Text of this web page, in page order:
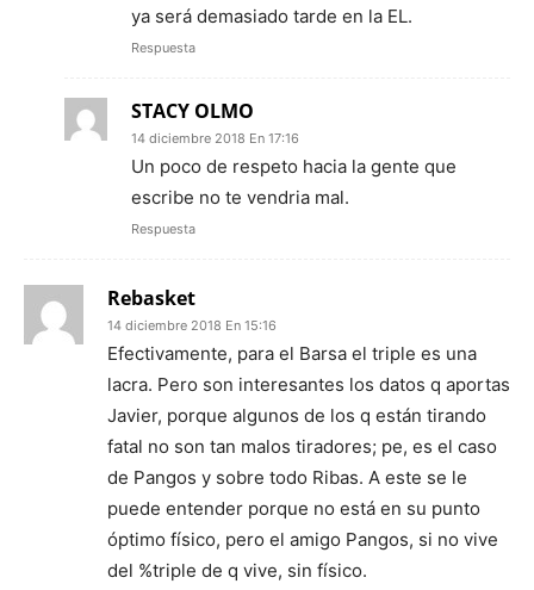
ya será demasiado tarde en la EL.
Respuesta
STACY OLMO
14 diciembre 2018 En 17:16
Un poco de respeto hacia la gente que
escribe no te vendria mal.
Respuesta
Rebasket
14 diciembre 2018 En 15:16
Efectivamente, para el Barsa el triple es una
lacra. Pero son interesantes los datos q aportas
Javier, porque algunos de los q están tirando
fatal no son tan malos tiradores; pe, es el caso
de Pangos y sobre todo Ribas. A este se le
puede entender porque no está en su punto
óptimo físico, pero el amigo Pangos, si no vive
del %triple de q vive, sin físico.